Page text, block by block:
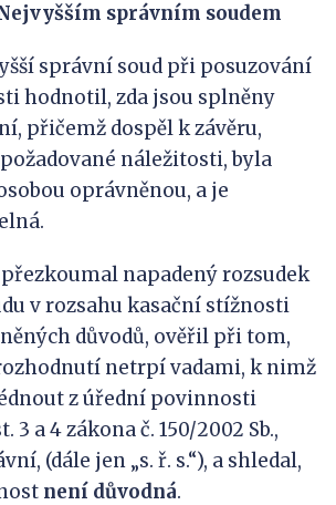
správním soudem
soud při posuzování
hodnotil, zda jsou splněny
přičemž dospěl k závěru,
náležitosti, byla
oprávněnou, a je
napadený rozsudek
v rozsahu kasační stížnosti
důvodů, ověřil při tom,
netrpí vadami, k nimž
z úřední povinnosti
3 a 4 zákona č. 150/2002 Sb.,
(dále jen „s. ř. s.“), a shledal,
není důvodná.